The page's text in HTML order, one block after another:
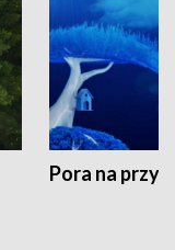
Pora na